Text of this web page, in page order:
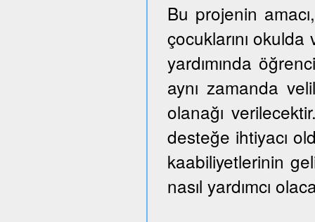
Bu projenin
çocuklarını
yardımında
aynı zamanda
olanağı
desteğe ihtiyacı
kaabiliyetlerinin
nasıl yardımcı